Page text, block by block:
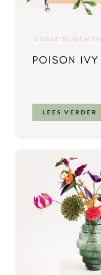
LOSSE BLOEMEN
POISON IVY
LEES VERDER